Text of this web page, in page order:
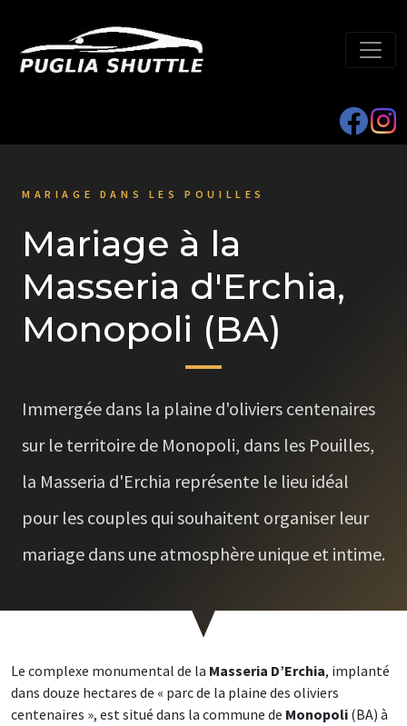
MARIAGE DANS LES POUILLES
Mariage à la
Masseria d'Erchia,
Monopoli (BA)
Immergée dans la plaine d'oliviers centenaires
sur le territoire de Monopoli, dans les Pouilles,
la Masseria d'Erchia représente le lieu idéal
pour les couples qui souhaitent organiser leur
mariage dans une atmosphère unique et intime.
Le complexe monumental de la Masseria D’Erchia, implanté
dans douze hectares de « parc de la plaine des oliviers
centenaires », est situé dans la commune de Monopoli (BA) à